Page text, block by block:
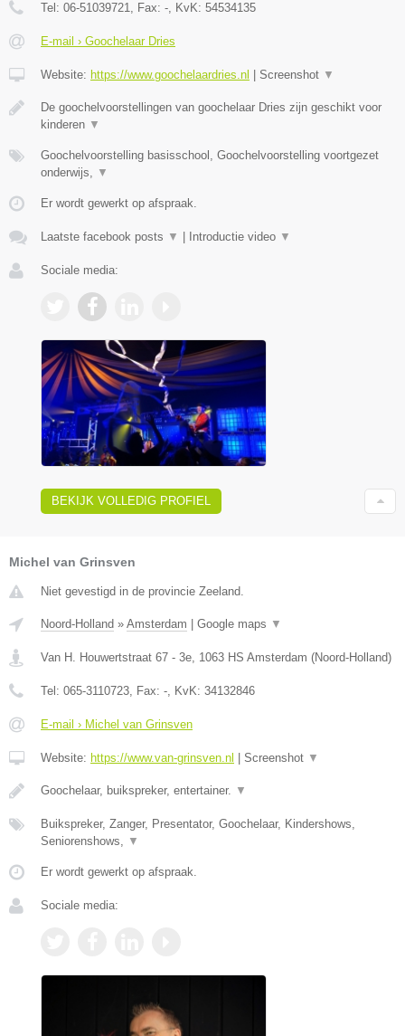
Tel: 06-51039721, Fax: -, KvK: 54534135
E-mail › Goochelaar Dries
Website: https://www.goochelaardries.nl Screenshot ▼
De goochelvoorstellingen van goochelaar Dries zijn geschikt voor
kinderen ▼
Goochelvoorstelling basisschool, Goochelvoorstelling voortgezet
onderwijs, ▼
Er wordt gewerkt op afspraak.
Laatste facebook posts ▼ Introductie video ▼
Sociale media:
BEKIJK VOLLEDIG PROFIEL
Michel van Grinsven
Niet gevestigd in de provincie Zeeland.
Noord-Holland » Amsterdam Google maps ▼
Van H. Houwertstraat 67 - 3e, 1063 HS Amsterdam (Noord-Holland)
Tel: 065-3110723, Fax: -, KvK: 34132846
E-mail › Michel van Grinsven
Website: https://www.van-grinsven.nl Screenshot ▼
Goochelaar, buikspreker, entertainer. ▼
Buikspreker, Zanger, Presentator, Goochelaar, Kindershows,
Seniorenshows, ▼
Er wordt gewerkt op afspraak.
Sociale media: